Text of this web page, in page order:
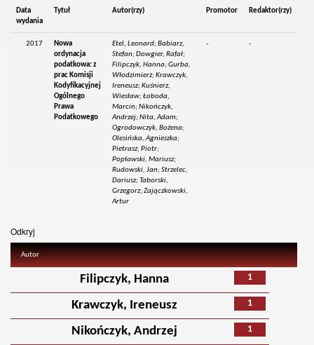
Data
wydania
Tytuł Autor(rzy) Promotor Redaktor(rzy)
2017
Nowa
ordynacja
podatkowa: z
prac Komisji
Kodyfikacyjnej
Ogólnego
Prawa
Podatkowego
Etel, Leonard; Babiarz,
Stefan; Dowgier, Rafał;
Filipczyk, Hanna; Gurba,
Włodzimierz; Krawczyk,
Ireneusz; Kuśnierz,
Wiesław; Łoboda,
Marcin; Nikończyk,
Andrzej; Nita, Adam;
Ogrodowczyk, Bożena;
Olesińska, Agnieszka;
Pietrasz, Piotr;
Popławski, Mariusz;
Rudowski, Jan; Strzelec,
Dariusz; Taborski,
Grzegorz; Zajączkowski,
Artur
- -
Odkryj
Autor
1
Filipczyk, Hanna
1
Krawczyk, Ireneusz
1
Nikończyk, Andrzej